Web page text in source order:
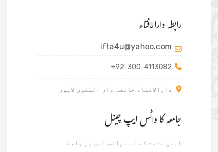
رابطہ دارالافتاء
ifta4u@yahoo.com
+92-300-4113082
دارالافتاء جامعہ دار التقوی لاہور
جامعہ کا واٹس ایپ چینل
ڈیلی حدیث کے لیے واٹس ایپ پر جامعہ